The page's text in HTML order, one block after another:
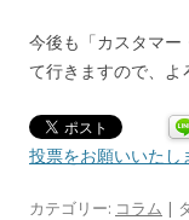
今後も「カスタマー
て行きますので、よ
投票をお願いいたし
カテゴリー: コラム |